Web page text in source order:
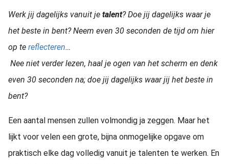
Werk jij dagelijks vanuit je talent? Doe jij dagelijks waar je
het beste in bent? Neem even 30 seconden de tijd om hier
op te reflecteren…
Nee niet verder lezen, haal je ogen van het scherm en denk
even 30 seconden na; doe jij dagelijks waar jij het beste in
bent?
Een aantal mensen zullen volmondig ja zeggen. Maar het
lijkt voor velen een grote, bijna onmogelijke opgave om
praktisch elke dag volledig vanuit je talenten te werken. En